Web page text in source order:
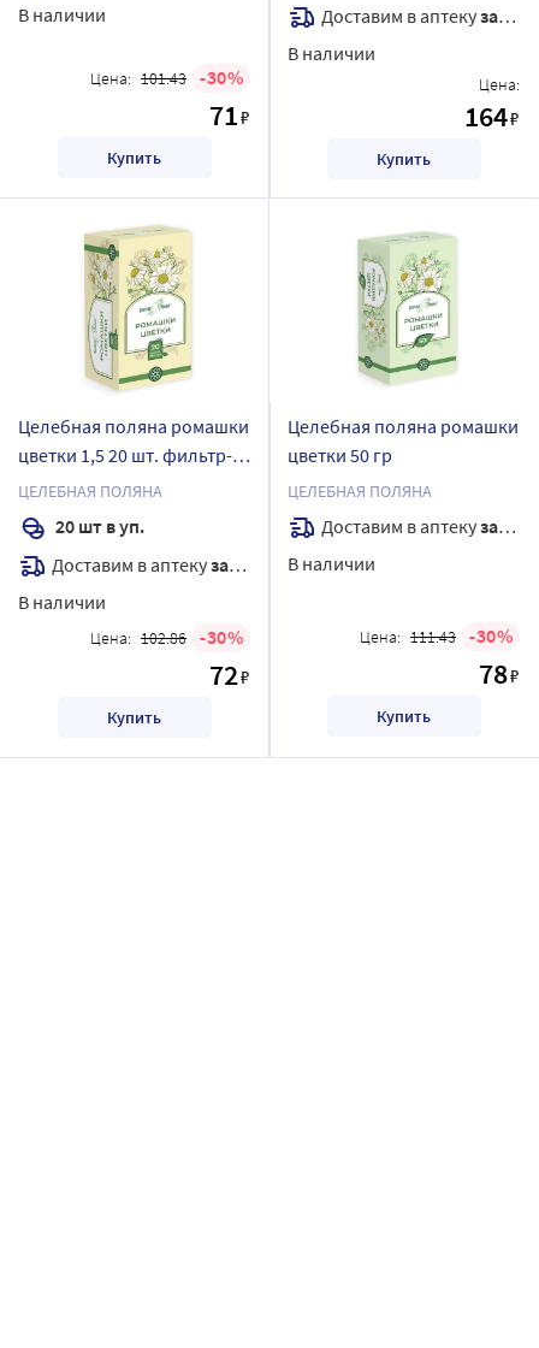
В наличии
Цена: 101.43 30
71₽
Купить
Доставим в аптекузавтра
В наличии
Цена:
164₽
Купить
Целебная поляна ромашки
цветки 1,5 20 шт. фильтр-
пакеты
ЦЕЛЕБНАЯ ПОЛЯНА
20 шт в уп.
Доставим в аптекузавтра
В наличии
Цена: 102.86 30
72₽
Купить
Целебная поляна ромашки
цветки 50 гр
ЦЕЛЕБНАЯ ПОЛЯНА
Доставим в аптекузавтра
В наличии
Цена: 111.43 30
78₽
Купить